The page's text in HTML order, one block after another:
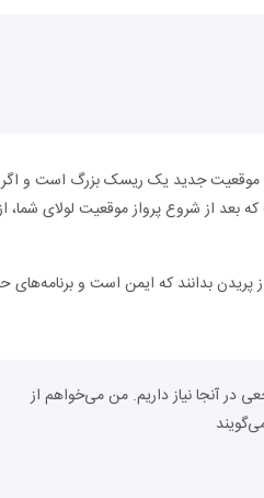
موقعیت جدید یک ریسک بزرگ است و
بعد از شروع پرواز موقعیت لولای شما،
پریدن بدانند که ایمن است و برنامه‌های
در آنجا نیاز داریم. من می‌خواهم از